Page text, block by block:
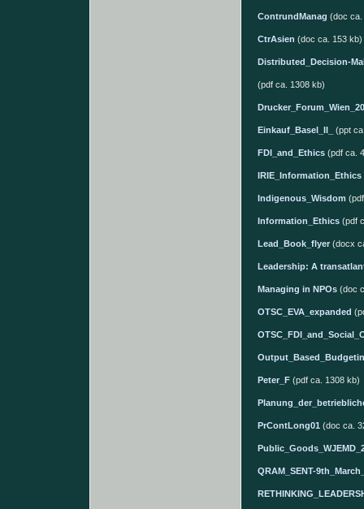
ContrundManag (doc ca.
CtrAsien (doc ca. 153 kb)
Distributed_Decision-
(pdf ca. 1308 kb)
Einkauf_Basel_II_ (ppt
FDI_and_Ethics(pdf ca.
IRIE_Information_Ethics
Indigenous_Wisdom
Information_Ethics(pdf
Lead_Book_flyer(docx
Leadership: A
Managing in NPOs(doc
OTSC_EVA_expanded
Peter_F(pdf ca. 1308 kb)
PrContLong01 (doc ca.
QRAM_SENT-